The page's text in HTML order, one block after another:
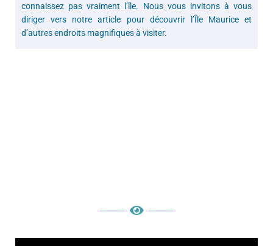
connaissez pas vraiment l’île. Nous vous invitons à vous
diriger vers notre article pour découvrir l’Île Maurice et
d’autres endroits magnifiques à visiter.